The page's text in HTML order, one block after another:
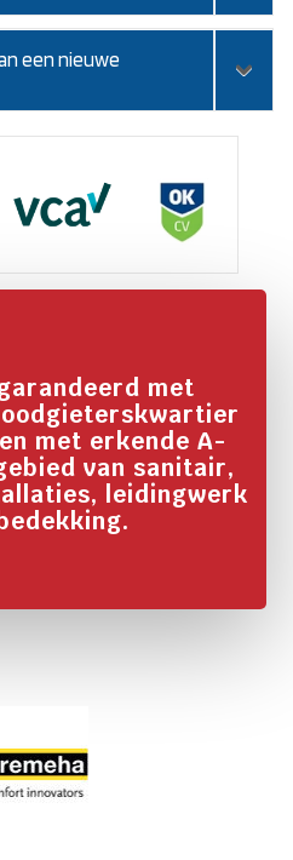
een nieuwe
met
met erkende A-
van sanitair,
leidingwerk